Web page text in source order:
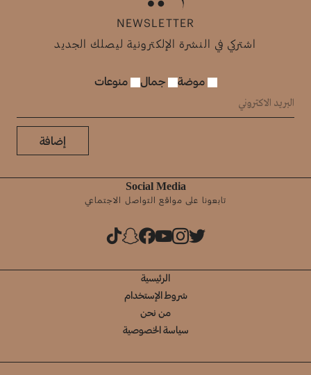
NEWSLETTER
اشتركي في النشرة الإلكترونية ليصلك الجديد
موضة جمال منوعات
إضافة
Social Media
تابعونا على مواقع التواصل الاجتماعي
الرئيسية
شروط الإستخدام
من نحن
سياسة الخصوصية